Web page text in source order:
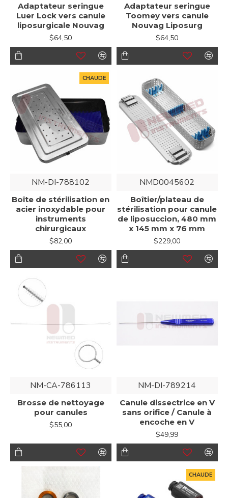
Adaptateur seringue
Luer Lock vers canule
liposurgicale Nouvag
$64,50
Adaptateur seringue
Toomey vers canule
Nouvag Liposurg
$64,50
CHAUDE
NM-DI-788102
Boîte de stérilisation en
acier inoxydable pour
instruments
chirurgicaux
$82,00
NMD0045602
Boîtier/plateau de
stérilisation pour canule
de liposuccion, 480 mm
x 145 mm x 76 mm
$229,00
NM-CA-786113
Brosse de nettoyage
pour canules
$55,00
NM-DI-789214
Canule dissectrice en V
sans orifice / Canule à
encoche en V
$49,99
CHAUDE